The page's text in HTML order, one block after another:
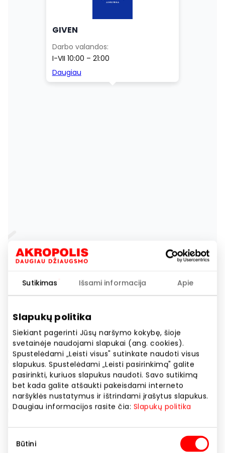
Sutikimas Išsami informacija Apie
Slapukų politika
Siekiant pagerinti Jūsų naršymo kokybę, šioje
svetainėje naudojami slapukai (ang. cookies).
Spustelėdami „Leisti visus" sutinkate naudoti visus
slapukus. Spustelėdami „Leisti pasirinkimą" galite
pasirinkti, kuriuos slapukus naudoti. Savo sutikimą
bet kada galite atšaukti pakeisdami interneto
naršyklės nustatymus ir ištrindami įrašytus slapukus.
Daugiau informacijos rasite čia: Slapukų politika
pasirinkimas
Būtini